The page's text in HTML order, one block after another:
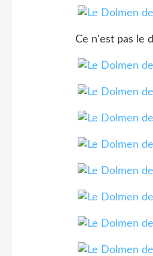
Ce n'est pas le